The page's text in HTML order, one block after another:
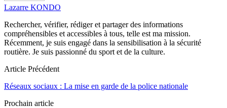
Lazarre KONDO
Rechercher, vérifier, rédiger et partager des informations
compréhensibles et accessibles à tous, telle est ma mission.
Récemment, je suis engagé dans la sensibilisation à la sécurité
routière. Je suis passionné du sport et de la culture.
Article Précédent
Réseaux sociaux : La mise en garde de la police nationale
Prochain article